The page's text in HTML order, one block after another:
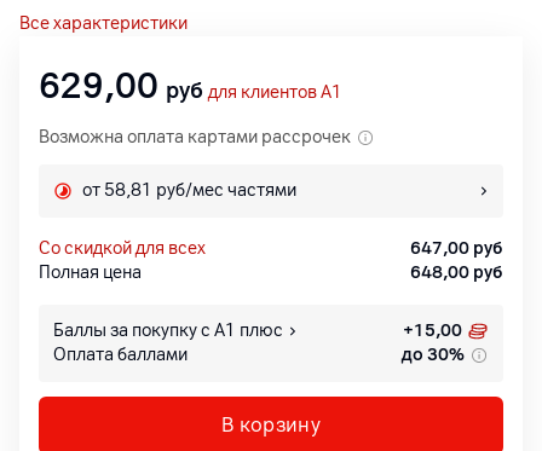
Все характеристики
629,00 руб для клиентов A1
Возможна оплата картами рассрочек
от 58,81 руб/мес частями
со скидкой для всех 647,00 руб
Полная цена
648,00 руб
Баллы за покупку с А1 плюс +15,00
Оплата баллами
до 30%
В корзину